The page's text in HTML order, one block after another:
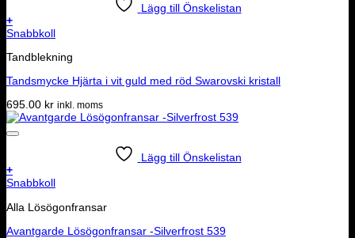
Lägg till Önskelistan
+
Snabbkoll
Tandblekning
Tandsmycke Hjärta i vit guld med röd Swarovski kristall
695.00 kr inkl. moms
Lägg till Önskelistan
+
Snabbkoll
Alla Lösögonfransar
Avantgarde Lösögonfransar -Silverfrost 539